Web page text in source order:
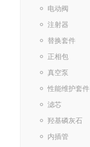
电动阀
注射器
替换套件
正相包
真空泵
性能维护套件
滤芯
羟基磷灰石
内插管